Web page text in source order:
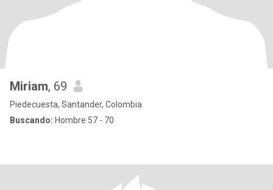
Miriam, 69
Piedecuesta, Santander, Colombia
Buscando: Hombre 57 - 70